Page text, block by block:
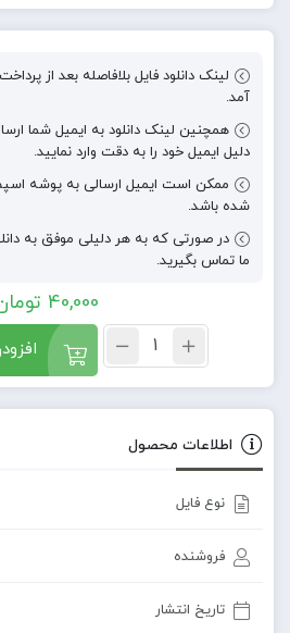
لینک دانلود فایل بلافاصله بعد از
آمد.
همچنین لینک دانلود به ایمیل شما
دلیل ایمیل خود را به دقت وارد نمایید.
شده باشد.
در صورتی که به هر دلیلی موفق به
ما تماس بگیرید.
40,000
اطلاعات محصول
نوع فایل
فروشنده
تاریخ انتشار